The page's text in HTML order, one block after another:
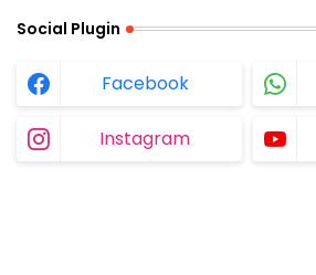
Social Plugin
Facebook
Instagram